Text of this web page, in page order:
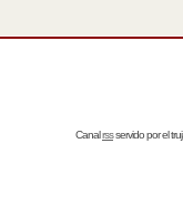
Canalrssservido por el